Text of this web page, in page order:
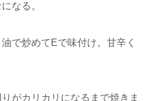
なる。
で炒めてEで味付け。甘辛く
がカリカリになるまで焼きま